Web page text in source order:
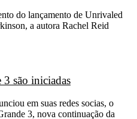
do lançamento de Unrivaled
a autora Rachel Reid
3 são iniciadas
em suas redes socias, o
3, nova continuação da